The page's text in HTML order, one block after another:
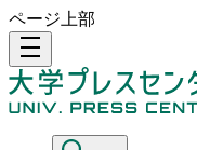
ページ上部
density_medium